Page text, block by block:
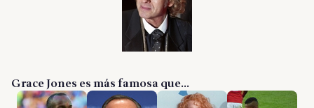
Grace Jones es más famosa que...